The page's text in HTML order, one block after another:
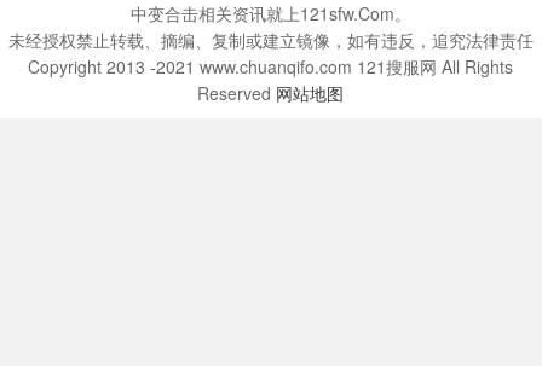
中变合击相关资讯就上121sfw.Com。
未经授权禁止转载、摘编、复制或建立镜像，如有违反，追究法律责任
Copyright 2013 -2021 www.chuanqifo.com 121搜服网 All Rights
Reserved 网站地图